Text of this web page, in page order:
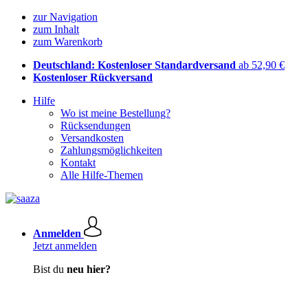
zur Navigation
zum Inhalt
zum Warenkorb
Deutschland: Kostenloser Standardversand ab 52,90 €
Kostenloser Rückversand
Hilfe
Wo ist meine Bestellung?
Rücksendungen
Versandkosten
Zahlungsmöglichkeiten
Kontakt
Alle Hilfe-Themen
Anmelden
Jetzt anmelden
Bist du neu hier?